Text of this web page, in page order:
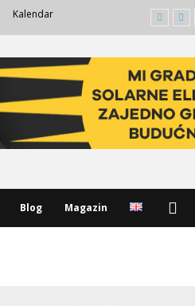
Kalendar
Blog Magazin